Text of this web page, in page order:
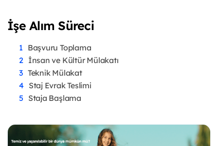
İşe Alım Süreci
Başvuru Toplama
İnsan ve Kültür Mülakatı
Teknik Mülakat
Staj Evrak Teslimi
Staja Başlama